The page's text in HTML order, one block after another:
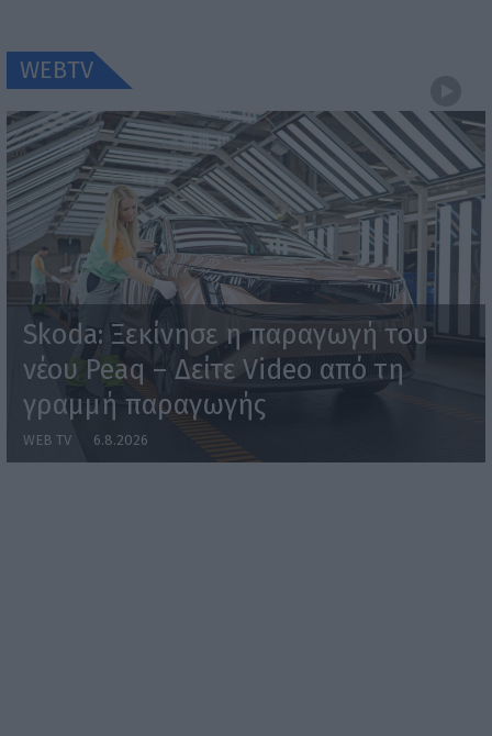
WEBTV
Skoda: Ξεκίνησε η παραγωγή του
νέου Peaq – Δείτε Video από τη
γραμμή παραγωγής
WEB TV 6.8.2026